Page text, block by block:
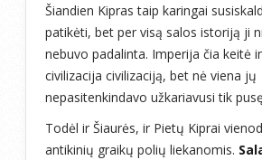
Šiandien Kipras taip karingai
patikėti, bet per visą salos istoriją ji
nebuvo padalinta. Imperija čia keitė
civilizacija civilizaciją, bet nė viena jų
nepasitenkindavo užkariavusi tik
Todėl ir Šiaurės, ir Pietų Kiprai
antikinių graikų polių liekanomis.